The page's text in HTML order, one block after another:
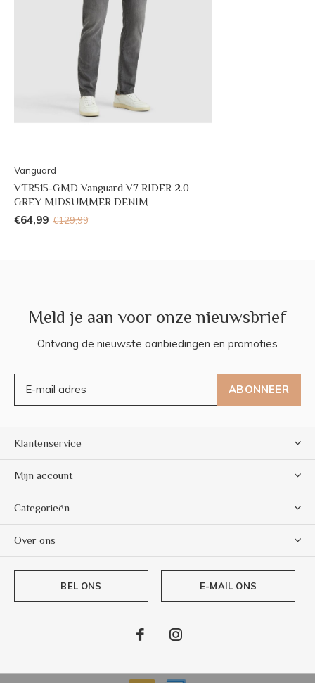
Vanguard
VTR515-GMD Vanguard V7 RIDER 2.0
GREY MIDSUMMER DENIM
€64,99 €129,99
Meld je aan voor onze nieuwsbrief
Ontvang de nieuwste aanbiedingen en promoties
ABONNEER
Klantenservice
Mijn account
Categorieën
Over ons
BEL ONS E-MAIL ONS